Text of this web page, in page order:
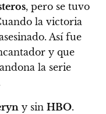
, pero se tuvo
la victoria
Así fue
y que
la serie
y sin HBO.